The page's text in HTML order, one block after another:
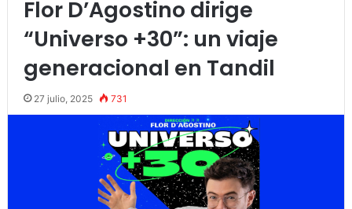
Flor D’Agostino dirige
“Universo +30”: un viaje
generacional en Tandil
27 julio, 2025 731